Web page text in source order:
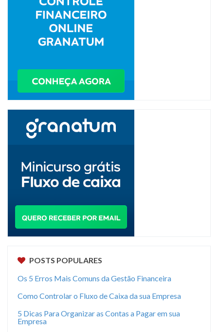
POSTS POPULARES
Os 5 Erros Mais Comuns da Gestão Financeira
Como Controlar o Fluxo de Caixa da sua Empresa
5 Dicas Para Organizar as Contas a Pagar em sua
Empresa